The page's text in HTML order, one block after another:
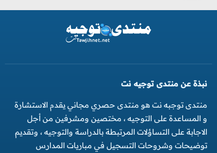
نبذة عن منتدى توجيه نت
منتدى توجبه نت هو منتدى حصري مجاني يقدم الاستشارة
و المساعدة على التوجيه ، مختصين ومشرفين من أجل
الاجابة على التساؤلات المرتبطة بالدراسة والتوجيه ، وتقديم
توضيحات وشروحات التسجيل في مباريات المدارس